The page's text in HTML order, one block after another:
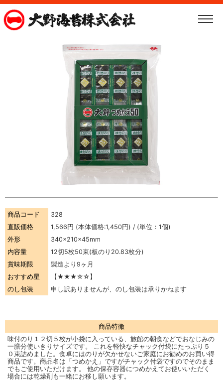
商品コード
328
直販価格
1,566円 (本体価格:1,450円) / (単位：1個)
外形
340×210×45mm
内容量
12切5枚50束(板のり20.83枚分)
賞味期限
製造より9ヶ月
おすすめ星
【★★★☆☆】
のし包装
申し訳ありませんが、のし包装は承りかねます
商品特徴
味付のり１２切５枚が小袋に入っている、旅館の朝食などでおなじみの
一膳分使いきりサイズです。 これを軽快なチャック付袋にたっぷり５
０束詰めました。食卓にはのりが欠かせないご家庭にお勧めのお買い得
商品です。商品名は「つめかえ」ですがチャック付袋ですのでそのまま
でもご使用いただけます。 他の保存容器につめかえてお使いいただく
場合には乾燥剤も一緒にお移し願います。